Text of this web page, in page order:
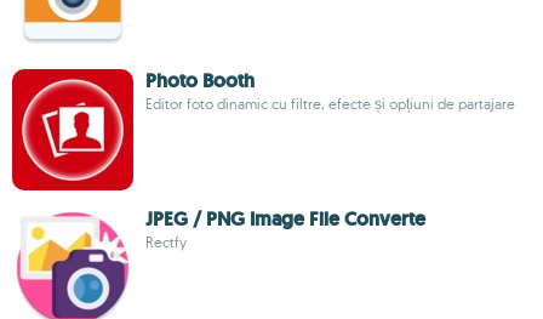
Photo Booth
Editor foto dinamic cu filtre, efecte și opțiuni de partajare
JPEG / PNG Image File Converte
Rectfy